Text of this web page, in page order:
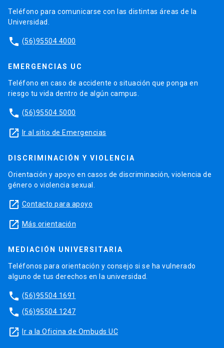
Teléfono para comunicarse con las distintas áreas de la
Universidad.
phone (56)95504 4000
EMERGENCIAS UC
Teléfono en caso de accidente o situación que ponga en
riesgo tu vida dentro de algún campus.
phone (56)95504 5000
launch Ir al sitio de Emergencias
DISCRIMINACIÓN Y VIOLENCIA
Orientación y apoyo en casos de discriminación, violencia de
género o violencia sexual.
launch Contacto para apoyo
launch Más orientación
MEDIACIÓN UNIVERSITARIA
Teléfonos para orientación y consejo si se ha vulnerado
alguno de tus derechos en la universidad.
phone (56)95504 1691
phone (56)95504 1247
launch Ir a la Oficina de Ombuds UC